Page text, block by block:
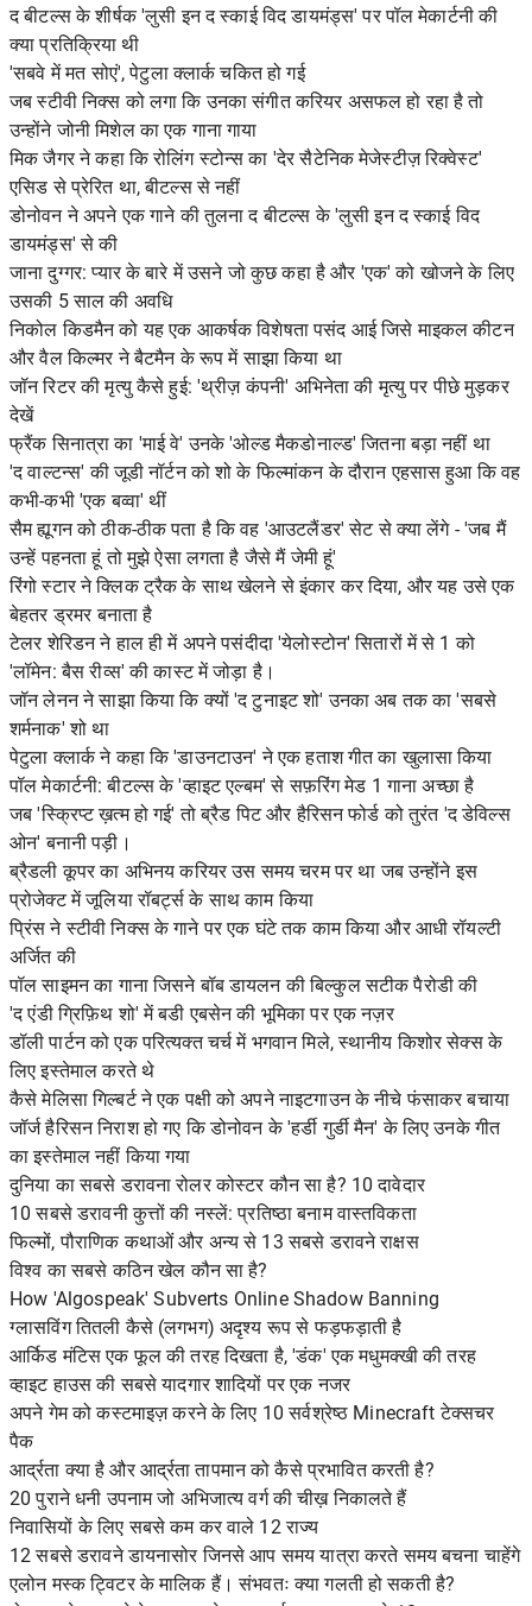
द बीटल्स के शीर्षक 'लुसी इन द स्काई विद डायमंड्स' पर पॉल मेकार्टनी की
क्या प्रतिक्रिया थी
'सबवे में मत सोएं', पेटुला क्लार्क चकित हो गई
जब स्टीवी निक्स को लगा कि उनका संगीत करियर असफल हो रहा है तो
उन्होंने जोनी मिशेल का एक गाना गाया
मिक जैगर ने कहा कि रोलिंग स्टोन्स का 'देर सैटेनिक मेजेस्टीज़ रिक्वेस्ट'
एसिड से प्रेरित था, बीटल्स से नहीं
डोनोवन ने अपने एक गाने की तुलना द बीटल्स के 'लुसी इन द स्काई विद
डायमंड्स' से की
जाना दुग्गर: प्यार के बारे में उसने जो कुछ कहा है और 'एक' को खोजने के लिए
उसकी 5 साल की अवधि
निकोल किडमैन को यह एक आकर्षक विशेषता पसंद आई जिसे माइकल कीटन
और वैल किल्मर ने बैटमैन के रूप में साझा किया था
जॉन रिटर की मृत्यु कैसे हुई: 'थ्रीज़ कंपनी' अभिनेता की मृत्यु पर पीछे मुड़कर
देखें
फ्रैंक सिनात्रा का 'माई वे' उनके 'ओल्ड मैकडोनाल्ड' जितना बड़ा नहीं था
'द वाल्टन्स' की जूडी नॉर्टन को शो के फिल्मांकन के दौरान एहसास हुआ कि वह
कभी-कभी 'एक बव्वा' थीं
सैम ह्यूगन को ठीक-ठीक पता है कि वह 'आउटलैंडर' सेट से क्या लेंगे - 'जब मैं
उन्हें पहनता हूं तो मुझे ऐसा लगता है जैसे मैं जेमी हूं'
रिंगो स्टार ने क्लिक ट्रैक के साथ खेलने से इंकार कर दिया, और यह उसे एक
बेहतर ड्रमर बनाता है
टेलर शेरिडन ने हाल ही में अपने पसंदीदा 'येलोस्टोन' सितारों में से 1 को
'लॉमेन: बैस रीव्स' की कास्ट में जोड़ा है।
जॉन लेनन ने साझा किया कि क्यों 'द टुनाइट शो' उनका अब तक का 'सबसे
शर्मनाक' शो था
पेटुला क्लार्क ने कहा कि 'डाउनटाउन' ने एक हताश गीत का खुलासा किया
पॉल मेकार्टनी: बीटल्स के 'व्हाइट एल्बम' से सफ़रिंग मेड 1 गाना अच्छा है
जब 'स्क्रिप्ट ख़त्म हो गई' तो ब्रैड पिट और हैरिसन फोर्ड को तुरंत 'द डेविल्स
ओन' बनानी पड़ी।
ब्रैडली कूपर का अभिनय करियर उस समय चरम पर था जब उन्होंने इस
प्रोजेक्ट में जूलिया रॉबर्ट्स के साथ काम किया
प्रिंस ने स्टीवी निक्स के गाने पर एक घंटे तक काम किया और आधी रॉयल्टी
अर्जित की
पॉल साइमन का गाना जिसने बॉब डायलन की बिल्कुल सटीक पैरोडी की
'द एंडी ग्रिफ़िथ शो' में बडी एबसेन की भूमिका पर एक नज़र
डॉली पार्टन को एक परित्यक्त चर्च में भगवान मिले, स्थानीय किशोर सेक्स के
लिए इस्तेमाल करते थे
कैसे मेलिसा गिल्बर्ट ने एक पक्षी को अपने नाइटगाउन के नीचे फंसाकर बचाया
जॉर्ज हैरिसन निराश हो गए कि डोनोवन के 'हर्डी गुर्डी मैन' के लिए उनके गीत
का इस्तेमाल नहीं किया गया
दुनिया का सबसे डरावना रोलर कोस्टर कौन सा है? 10 दावेदार
10 सबसे डरावनी कुत्तों की नस्लें: प्रतिष्ठा बनाम वास्तविकता
फिल्मों, पौराणिक कथाओं और अन्य से 13 सबसे डरावने राक्षस
विश्व का सबसे कठिन खेल कौन सा है?
How 'Algospeak' Subverts Online Shadow Banning
ग्लासविंग तितली कैसे (लगभग) अदृश्य रूप से फड़फड़ाती है
आर्किड मंटिस एक फूल की तरह दिखता है, 'डंक' एक मधुमक्खी की तरह
व्हाइट हाउस की सबसे यादगार शादियों पर एक नजर
अपने गेम को कस्टमाइज़ करने के लिए 10 सर्वश्रेष्ठ Minecraft टेक्सचर
पैक
आर्द्रता क्या है और आर्द्रता तापमान को कैसे प्रभावित करती है?
20 पुराने धनी उपनाम जो अभिजात्य वर्ग की चीख़ निकालते हैं
निवासियों के लिए सबसे कम कर वाले 12 राज्य
12 सबसे डरावने डायनासोर जिनसे आप समय यात्रा करते समय बचना चाहेंगे
एलोन मस्क ट्विटर के मालिक हैं। संभवतः क्या गलती हो सकती है?